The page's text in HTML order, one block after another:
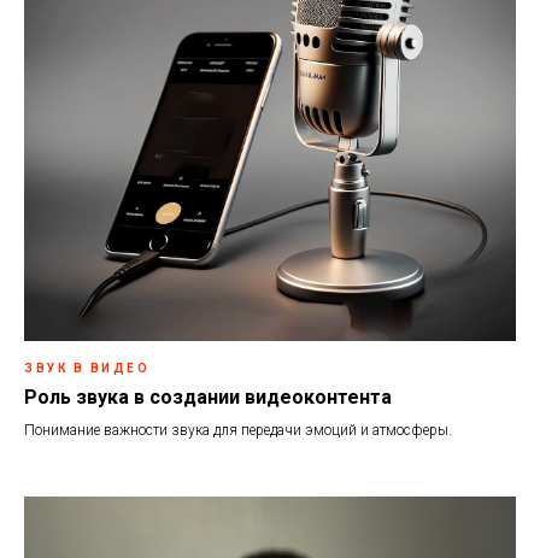
ЗВУК В ВИДЕО
Роль звука в создании видеоконтента
Понимание важности звука для передачи эмоций и атмосферы.